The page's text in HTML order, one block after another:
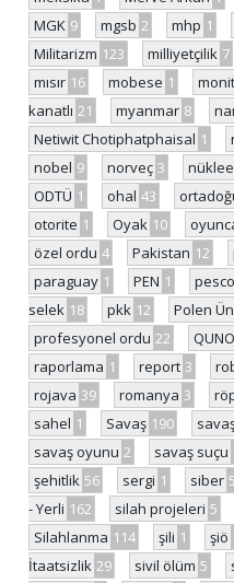
MGK 9 mgsb 2 mhp 1
Militarizm 123 milliyetçilik 7
mısır 16 mobese 1
kanatlı 21 myanmar 8
Netiwit Chotiphatphaisal 1
nobel 9 norveç 3
ODTÜ 1 ohal 43
otorite 1 Oyak 10
özel ordu 4 Pakistan 12
paraguay 1 PEN 1 pesco
selek 18 pkk 12 Polen
profesyonel ordu 22 QUNO
raporlama 1 report 3
rojava 39 romanya 3
sahel 1 Savaş 190
savaş oyunu 2 savaş suçu
şehitlik 56 sergi 1 siber 5
- Yerli 162 silah projeleri 5
Silahlanma 114 şili 1 şiö
İtaatsizlik 29 sivil ölüm 5